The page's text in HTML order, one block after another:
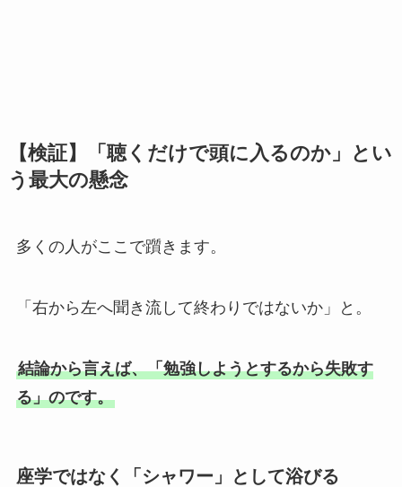
【検証】「聴くだけで頭に入るのか」とい
う最大の懸念
多くの人がここで躓きます。
「右から左へ聞き流して終わりではないか」と。
結論から言えば、「勉強しようとするから失敗す
る」のです。
座学ではなく「シャワー」として浴びる